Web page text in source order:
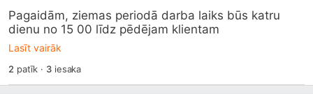
Pagaidām, ziemas periodā darba laiks būs katru
dienu no 15 00 līdz pēdējam klientam
Lasīt vairāk
2 patīk · 3iesaka